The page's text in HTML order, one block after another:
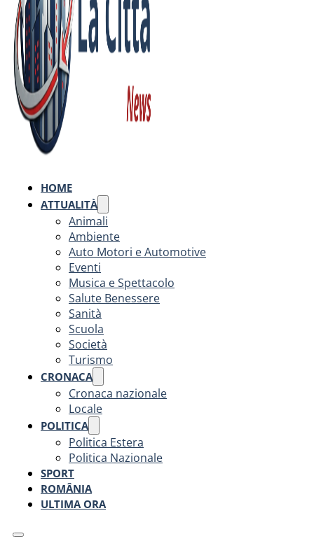
HOME
ATTUALITÀ
Animali
Ambiente
Auto Motori e Automotive
Eventi
Musica e Spettacolo
Salute Benessere
Sanità
Scuola
Società
Turismo
CRONACA
Cronaca nazionale
Locale
POLITICA
Politica Estera
Politica Nazionale
SPORT
ROMÂNIA
ULTIMA ORA